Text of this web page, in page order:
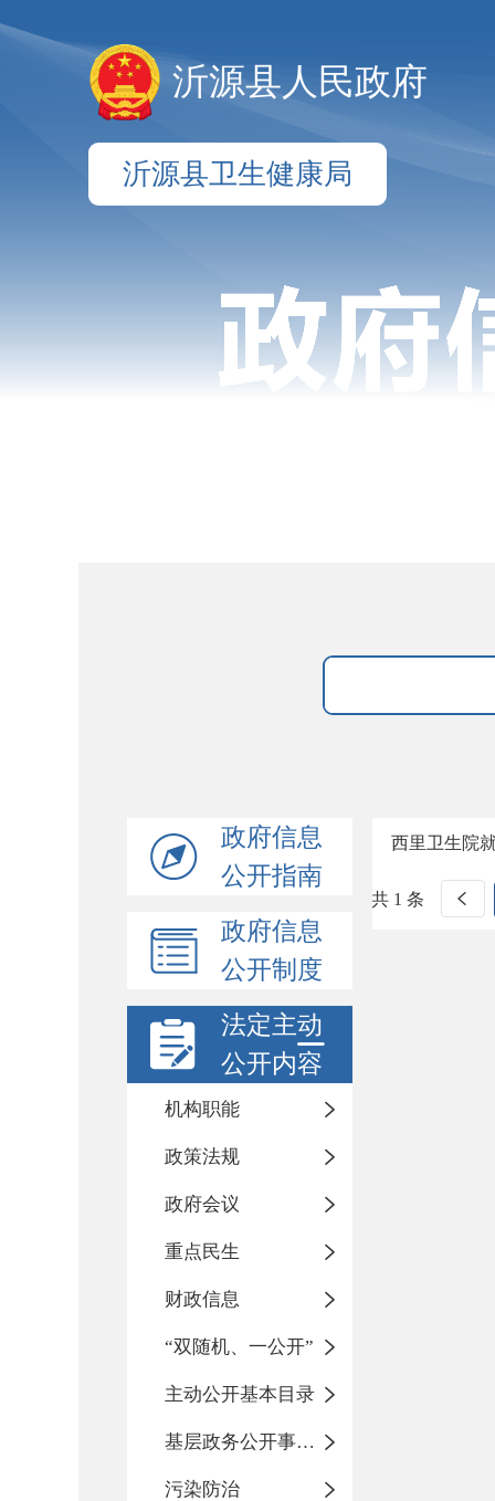
沂源县人民政府
沂源县卫生健康局
政府信息
公开指南
政府信息
公开制度
法定主动
公开内容
机构职能
政策法规
政府会议
重点民生
财政信息
“双随机、一公开”
主动公开基本目录
基层政务公开事项标准目录
污染防治
西里卫生院
共 1 条